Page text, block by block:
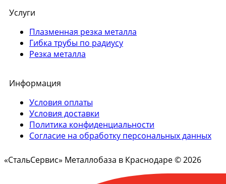
Услуги
Плазменная резка металла
Гибка трубы по радиусу
Резка металла
Информация
Условия оплаты
Условия доставки
Политика конфиденциальности
Согласие на обработку персональных данных
«СтальСервис» Металлобаза в Краснодаре © 2026